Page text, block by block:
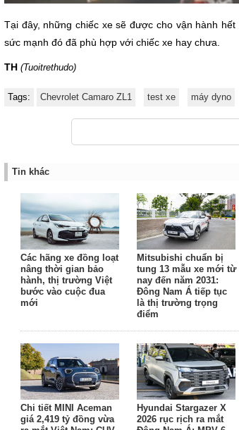
Tại đây, những chiếc xe sẽ được cho vận hành
sức mạnh đó đã phù hợp với chiếc xe hay chưa.
TH (Tuoitrethudo)
Tags: Chevrolet Camaro ZL1 test xe máy dyno
Tin khác
Các hãng xe đồng loạt
nâng thời gian bảo
hành, thị trường Việt
bước vào cuộc đua
mới
Mitsubishi chuẩn bị
tung 13 mẫu xe mới từ
nay đến năm 2031:
Đông Nam Á tiếp tục
là thị trường trọng
điểm
Chi tiết MINI Aceman
giá 2,419 tỷ đồng vừa
Hyundai Stargazer X
2026 rục rịch ra mắt